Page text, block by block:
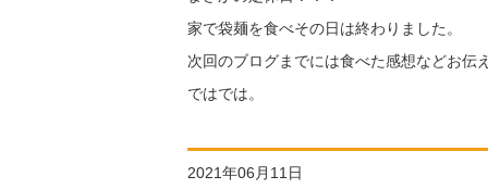
家で袋麺を食べその日は終わりました。
次回のブログまでには食べた感想などお伝
ではでは。
2021年06月11日